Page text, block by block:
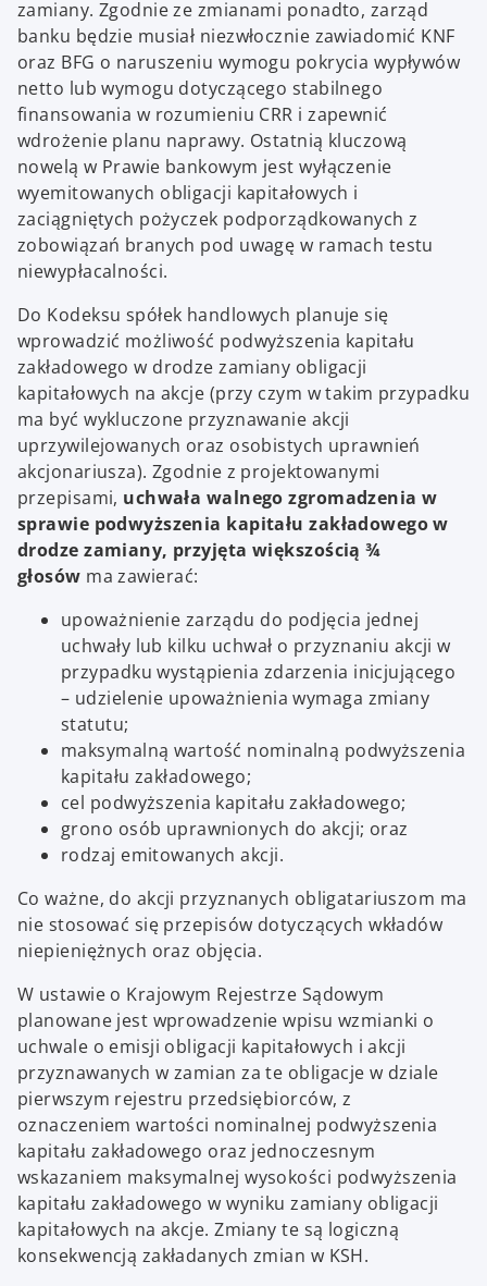
zamiany. Zgodnie ze zmianami ponadto, zarząd
banku będzie musiał niezwłocznie zawiadomić KNF
oraz BFG o naruszeniu wymogu pokrycia wypływów
netto lub wymogu dotyczącego stabilnego
finansowania w rozumieniu CRR i zapewnić
wdrożenie planu naprawy. Ostatnią kluczową
nowelą w Prawie bankowym jest wyłączenie
wyemitowanych obligacji kapitałowych i
zaciągniętych pożyczek podporządkowanych z
zobowiązań branych pod uwagę w ramach testu
niewypłacalności.
Do Kodeksu spółek handlowych planuje się
wprowadzić możliwość podwyższenia kapitału
zakładowego w drodze zamiany obligacji
kapitałowych na akcje (przy czym w takim przypadku
ma być wykluczone przyznawanie akcji
uprzywilejowanych oraz osobistych uprawnień
akcjonariusza). Zgodnie z projektowanymi
przepisami, uchwała walnego zgromadzenia w
sprawie podwyższenia kapitału zakładowego w
drodze zamiany, przyjęta większością ¾
głosów ma zawierać:
upoważnienie zarządu do podjęcia jednej
uchwały lub kilku uchwał o przyznaniu akcji w
przypadku wystąpienia zdarzenia inicjującego
– udzielenie upoważnienia wymaga zmiany
statutu;
maksymalną wartość nominalną podwyższenia
kapitału zakładowego;
cel podwyższenia kapitału zakładowego;
grono osób uprawnionych do akcji; oraz
rodzaj emitowanych akcji.
Co ważne, do akcji przyznanych obligatariuszom ma
nie stosować się przepisów dotyczących wkładów
niepieniężnych oraz objęcia.
W ustawie o Krajowym Rejestrze Sądowym
planowane jest wprowadzenie wpisu wzmianki o
uchwale o emisji obligacji kapitałowych i akcji
przyznawanych w zamian za te obligacje w dziale
pierwszym rejestru przedsiębiorców, z
oznaczeniem wartości nominalnej podwyższenia
kapitału zakładowego oraz jednoczesnym
wskazaniem maksymalnej wysokości podwyższenia
kapitału zakładowego w wyniku zamiany obligacji
kapitałowych na akcje. Zmiany te są logiczną
konsekwencją zakładanych zmian w KSH.